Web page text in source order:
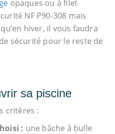
opaques ou à filet
NF P90-308 mais
hiver, il vous faudra
sécurité pour le reste de
sa piscine
critères :
: une bâche à bulle